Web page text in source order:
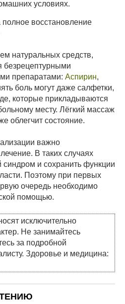
условиях.
восстановление
натуральных средств,
безрецептурными
препаратами: Аспирин,
боль могут даже салфетки,
которые прикладываются
месту. Лёгкий массаж
облегчит состояние.
важно
В таких случаях
синдром и сохранить функции
Поэтому при первых
очередь необходимо
помощью.
исключительно
Не занимайтесь
за подробной
Здоровье и медицина: